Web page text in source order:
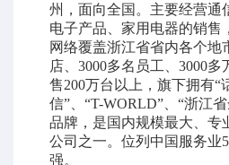
州，面向全国。主要经营通
电子产品、家用电器的销售
网络覆盖浙江省省内各个地
店、3000多名员工、3000
售200万台以上，旗下拥有“
信”、“T-WORLD”、“浙江
品牌，是国内规模最大、专
公司之一。位列中国服务业
强。